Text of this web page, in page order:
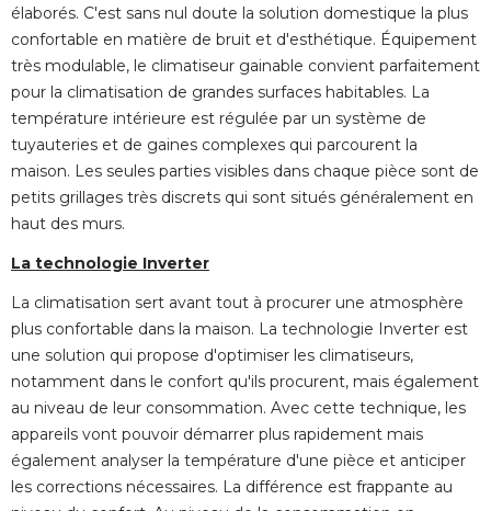
élaborés. C'est sans nul doute la solution domestique la plus
confortable en matière de bruit et d'esthétique. Équipement
très modulable, le climatiseur gainable convient parfaitement
pour la climatisation de grandes surfaces habitables. La
température intérieure est régulée par un système de
tuyauteries et de gaines complexes qui parcourent la
maison. Les seules parties visibles dans chaque pièce sont de
petits grillages très discrets qui sont situés généralement en
haut des murs.
La technologie Inverter
La climatisation sert avant tout à procurer une atmosphère
plus confortable dans la maison. La technologie Inverter est
une solution qui propose d'optimiser les climatiseurs,
notamment dans le confort qu'ils procurent, mais également
au niveau de leur consommation. Avec cette technique, les
appareils vont pouvoir démarrer plus rapidement mais
également analyser la température d'une pièce et anticiper
les corrections nécessaires. La différence est frappante au